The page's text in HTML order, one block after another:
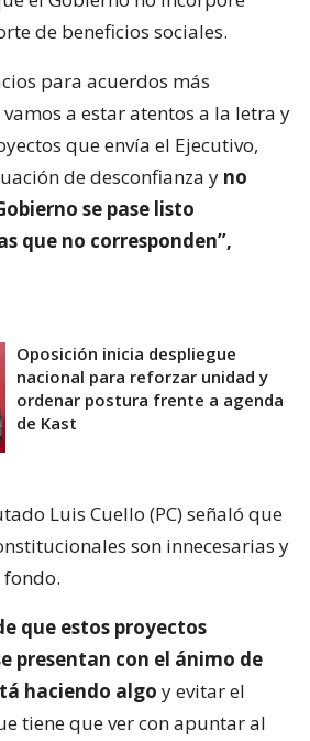
de beneficios sociales.
para acuerdos más
a estar atentos a la letra y
que envía el Ejecutivo,
de desconfianza y no
se pase listo
que no corresponden”,
Oposición inicia despliegue
nacional para reforzar unidad y
ordenar postura frente a agenda
de Kast
Luis Cuello (PC) señaló que
son innecesarias y
que estos proyectos
presentan con el ánimo de
haciendo algo y evitar el
tiene que ver con apuntar al